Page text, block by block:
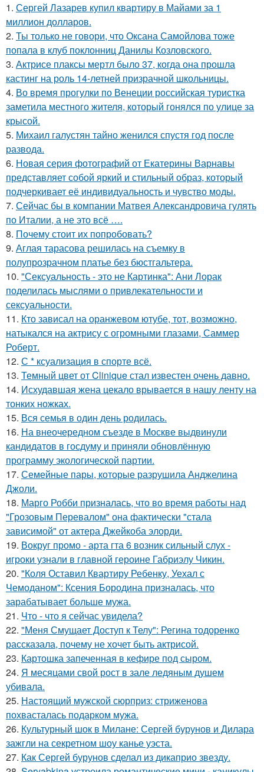
1. Сергей Лазарев купил квартиру в Майами за 1
миллион долларов.
2. Ты только не говори, что Оксана Самойлова тоже
попала в клуб поклонниц Данилы Козловского.
3. Актрисе плаксы мертл было 37, когда она прошла
кастинг на роль 14-летней призрачной школьницы.
4. Во время прогулки по Венеции российская туристка
заметила местного жителя, который гонялся по улице за
крысой.
5. Михаил галустян тайно женился спустя год после
развода.
6. Новая серия фотографий от Екатерины Варнавы
представляет собой яркий и стильный образ, который
подчеркивает её индивидуальность и чувство моды.
7. Сейчас бы в компании Матвея Александровича гулять
по Италии, а не это всё ….
8. Почему стоит их попробовать?
9. Аглая тарасова решилась на съемку в
полупрозрачном платье без бюстгальтера.
10. "Сексуальность - это не Картинка": Ани Лорак
поделилась мыслями о привлекательности и
сексуальности.
11. Кто зависал на оранжевом ютубе, тот, возможно,
натыкался на актрису с огромными глазами, Саммер
Роберт.
12. С * ксуализация в спорте всё.
13. Темный цвет от Clinique стал известен очень давно.
14. Исхудавшая жена цекало врывается в нашу ленту на
тонких ножках.
15. Вся семья в один день родилась.
16. На внеочередном съезде в Москве выдвинули
кандидатов в госдуму и приняли обновлённую
программу экологической партии.
17. Семейные пары, которые разрушила Анджелина
Джоли.
18. Марго Робби призналась, что во время работы над
"Грозовым Перевалом" она фактически "стала
зависимой" от актера Джейкоба элорди.
19. Вокруг промо - арта гта 6 возник сильный слух -
игроки узнали в главной героине Габриэлу Чикин.
20. "Коля Оставил Квартиру Ребенку, Уехал с
Чемоданом": Ксения Бородина призналась, что
зарабатывает больше мужа.
21. Что - что я сейчас увидела?
22. "Меня Смущает Доступ к Телу": Регина тодоренко
рассказала, почему не хочет быть актрисой.
23. Картошка запеченная в кефире под сыром.
24. Я месяцами свой рост в зале ледяным душем
убивала.
25. Настоящий мужской сюрприз: стриженова
похвасталась подарком мужа.
26. Культурный шок в Милане: Сергей бурунов и Дилара
зажгли на секретном шоу канье уэста.
27. Как Сергей бурунов сделал из дикаприо звезду.